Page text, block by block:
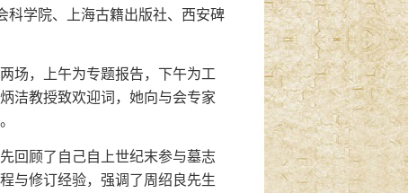
科学院、上海古籍出版社、西安碑
场，上午为专题报告，下午为工
洁教授致欢迎词，她向与会专家
回顾了自己自上世纪末参与墓志
与修订经验，强调了周绍良先生